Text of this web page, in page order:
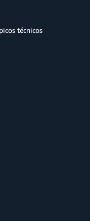
técnicos